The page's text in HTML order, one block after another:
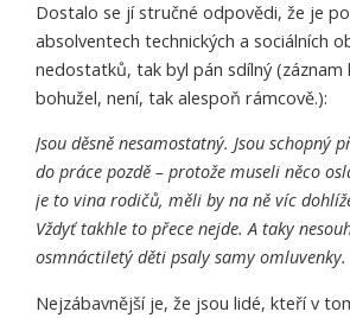
Dostalo se jí stručné odpovědi, že je
absolventech technických a sociálních
nedostatků, tak byl pán sdílný (záznam
bohužel, není, tak alespoň rámcově.):
Jsou děsně nesamostatný. Jsou schopný
do práce pozdě – protože museli něco
je to vina rodičů, měli by na ně víc
Vždyť takhle to přece nejde. A taky
osmnáctiletý děti psaly samy omluvenky.
Nejzábavnější je, že jsou lidé, kteří v